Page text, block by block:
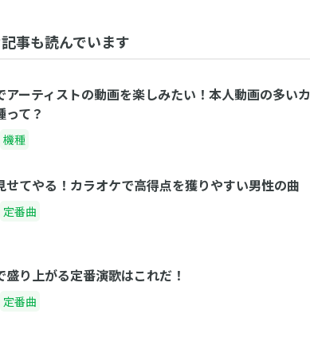
事も読んでいます
アーティストの動画を楽しみたい！本人動画の多いカ
って？
機種
せてやる！カラオケで高得点を獲りやすい男性の曲
定番曲
盛り上がる定番演歌はこれだ！
定番曲